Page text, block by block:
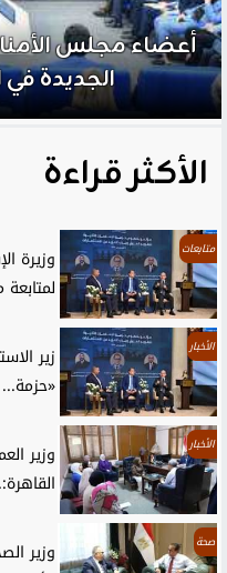
أعضاء مجلس
الجديدة
الأكثر قراءة
متابعات
الأخبار
زير
«حزمة...
الأخبار
وزير
صحة
وزير